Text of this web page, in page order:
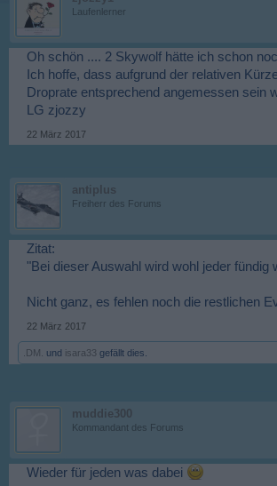
Laufenlerner
Oh schön .... 2 Skywolf hätte ich schon
Ich hoffe, dass aufgrund der relativen
Droprate entsprechend angemessen sein
LG zjozzy
22 März 2017
antiplus
Freiherr des Forums
Zitat:
"Bei dieser Auswahl wird wohl jeder fündig
Nicht ganz, es fehlen noch die restlichen
22 März 2017
.DM. und isara33 gefällt dies.
muddie300
Kommandant des Forums
Wieder für jeden was dabei